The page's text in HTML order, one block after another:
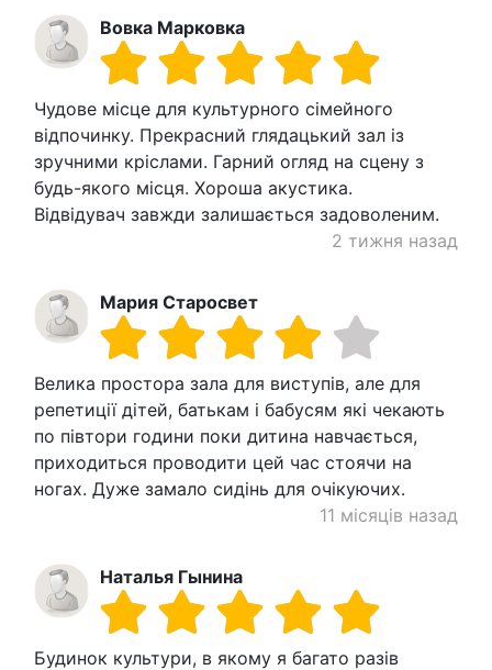
Вовка Марковка
Чудове місце для культурного сімейного
відпочинку. Прекрасний глядацький зал із
зручними кріслами. Гарний огляд на сцену з
будь-якого місця. Хороша акустика.
Відвідувач завжди залишається задоволеним.
2 тижня назад
Мария Старосвет
Велика простора зала для виступів, але для
репетиції дітей, батькам і бабусям які чекають
по півтори години поки дитина навчається,
приходиться проводити цей час стоячи на
ногах. Дуже замало сидінь для очікуючих.
11 місяців назад
Наталья Гынина
Будинок культури, в якому я багато разів